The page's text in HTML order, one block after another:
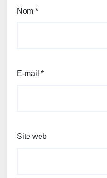
Nom *
E-mail *
Site web